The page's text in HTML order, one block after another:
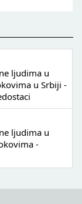
ljudima u
u Srbiji -
ljudima u
-